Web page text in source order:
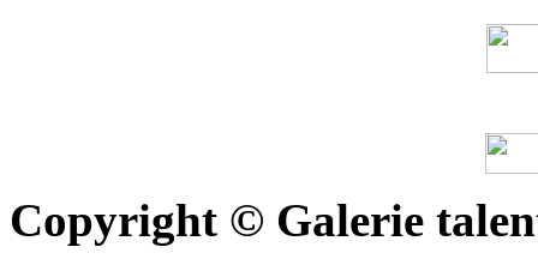
Copyright © Galerie